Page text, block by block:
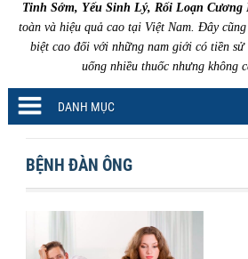
Tinh Sớm, Yếu Sinh Lý, Rối Loạn Cương
toàn và hiệu quả cao tại Việt Nam. Đây
biệt cao đối với những nam giới có tiền sử
uống nhiều thuốc nhưng không
DANH MỤC
BỆNH ĐÀN ÔNG